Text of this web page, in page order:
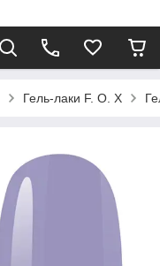
Гель-лаки F. O. X